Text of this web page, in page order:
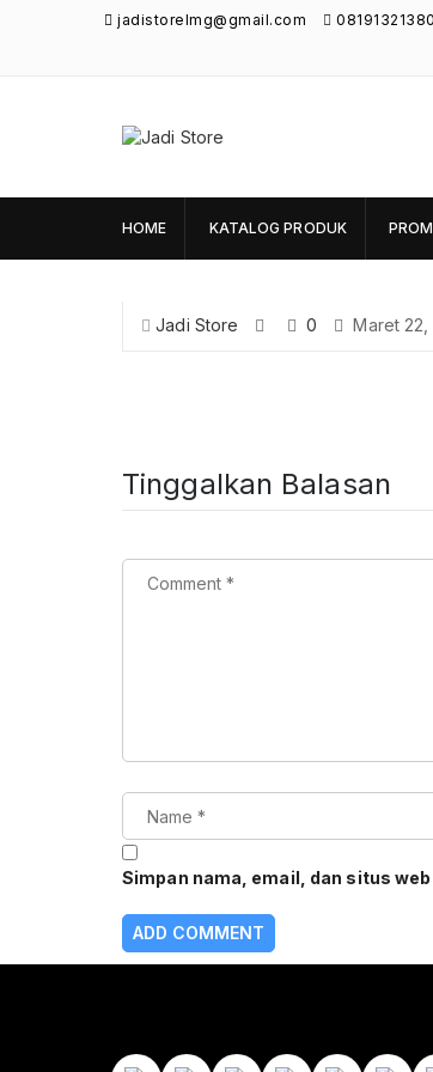
jadistorelmg@gmail.com
Unik di Lamongan
HOME KATALOG PRODUK
Jadi Store 0 Maret 22,
Tinggalkan Balasan
Simpan nama, email, dan situs